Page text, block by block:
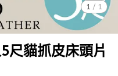
1 / 1
尺貓抓皮床頭片